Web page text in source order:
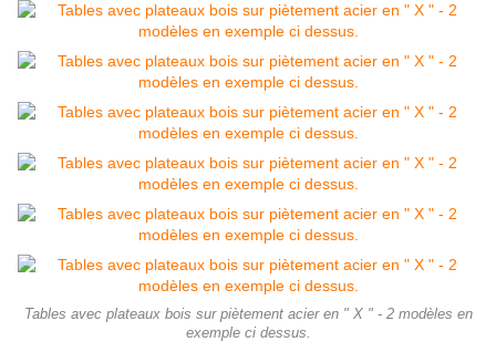
Tables avec plateaux bois sur piètement acier en " X " - 2 modèles en
exemple ci dessus.